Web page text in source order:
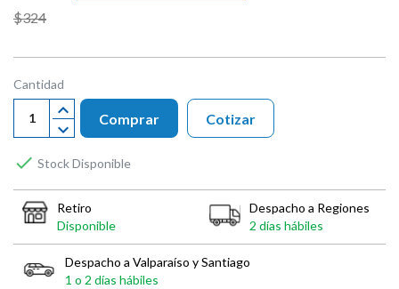
$324
Cantidad
Comprar
 Stock Disponible
Cotizar
Retiro
Disponible
Despacho a Regiones
2 días hábiles
Despacho a Valparaíso y Santiago
1 o 2 días hábiles